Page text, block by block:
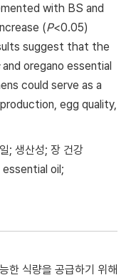
with BS and
(P<0.05)
suggest that the
and oregano essential
could serve as a
egg quality,
; 생산성; 장 건강
oil;
한 식량을 공급하기 위해